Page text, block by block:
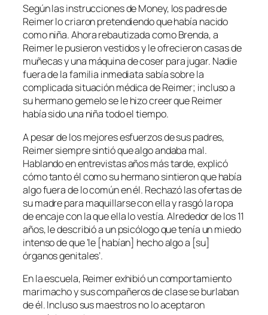
Según las instrucciones de Money, los padres de
Reimer lo criaron pretendiendo que había nacido
como niña. Ahora rebautizada como Brenda, a
Reimer le pusieron vestidos y le ofrecieron casas de
muñecas y una máquina de coser para jugar. Nadie
fuera de la familia inmediata sabía sobre la
complicada situación médica de Reimer; incluso a
su hermano gemelo se le hizo creer que Reimer
había sido una niña todo el tiempo.
A pesar de los mejores esfuerzos de sus padres,
Reimer siempre sintió que algo andaba mal.
Hablando en entrevistas años más tarde, explicó
cómo tanto él como su hermano sintieron que había
algo fuera de lo común en él. Rechazó las ofertas de
su madre para maquillarse con ella y rasgó la ropa
de encaje con la que ella lo vestía. Alrededor de los 11
años, le describió a un psicólogo que tenía un miedo
intenso de que ‘le [habían] hecho algo a [su]
órganos genitales’.
En la escuela, Reimer exhibió un comportamiento
marimacho y sus compañeros de clase se burlaban
de él. Incluso sus maestros no lo aceptaron